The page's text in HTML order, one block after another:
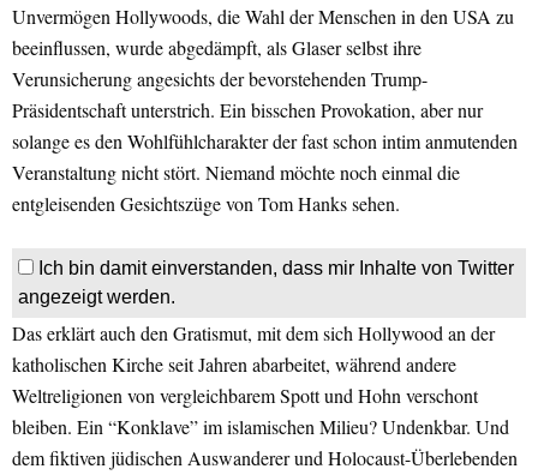
Unvermögen Hollywoods, die Wahl der Menschen in den USA zu
beeinflussen, wurde abgedämpft, als Glaser selbst ihre
Verunsicherung angesichts der bevorstehenden Trump-
Präsidentschaft unterstrich. Ein bisschen Provokation, aber nur
solange es den Wohlfühlcharakter der fast schon intim anmutenden
Veranstaltung nicht stört. Niemand möchte noch einmal die
entgleisenden Gesichtszüge von Tom Hanks sehen.
Ich bin damit einverstanden, dass mir Inhalte von Twitter
angezeigt werden.
Das erklärt auch den Gratismut, mit dem sich Hollywood an der
katholischen Kirche seit Jahren abarbeitet, während andere
Weltreligionen von vergleichbarem Spott und Hohn verschont
bleiben. Ein “Konklave” im islamischen Milieu? Undenkbar. Und
dem fiktiven jüdischen Auswanderer und Holocaust-Überlebenden